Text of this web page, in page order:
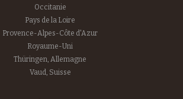
Occitanie
Pays de la Loire
Provence-Alpes-Côte d'Azur
Royaume-Uni
Thüringen, Allemagne
Vaud, Suisse